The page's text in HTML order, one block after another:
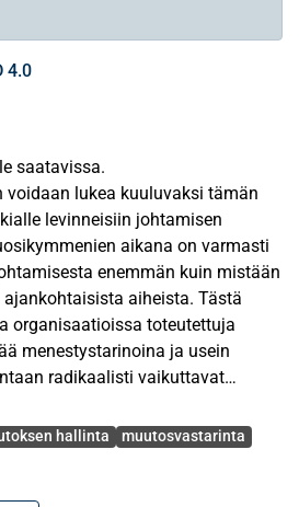
4.0
saatavissa.
voidaan lukea kuuluvaksi tämän
levinneisiin johtamisen
aikana on varmasti
enemmän kuin mistään
aiheista. Tästä
organisaatioissa toteutettuja
menestystarinoina ja usein
radikaalisti vaikuttavat
että suurin syy
hallinta muutosvastarinta